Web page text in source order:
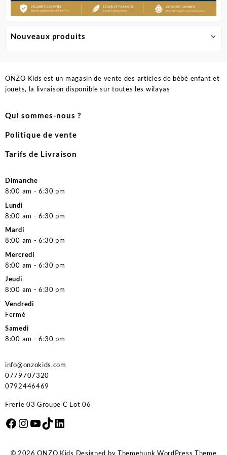
Nouveaux produits
ONZO Kids est un magasin de vente des articles de bébé enfant et
jouets, la livraison disponible sur toutes les wilayas
Qui sommes-nous ?
Politique de vente
Tarifs de Livraison
Dimanche
8:00 am - 6:30 pm
Lundi
8:00 am - 6:30 pm
Mardi
8:00 am - 6:30 pm
Mercredi
8:00 am - 6:30 pm
Jeudi
8:00 am - 6:30 pm
Vendredi
Fermé
Samedi
8:00 am - 6:30 pm
info@onzokids.com
0779707320
0792446469
Frerie 03 Groupe C Lot 06
Facebook
Instagram
YouTube
TikTok
LinkedIn
© 2026ONZO Kids Designed by Themehunk WordPress Theme